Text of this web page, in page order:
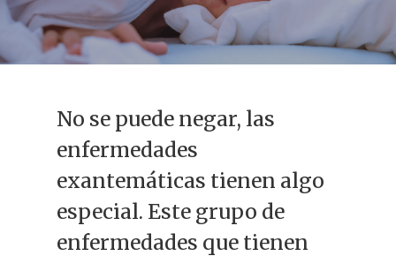
No se puede negar, las
enfermedades
exantemáticas tienen algo
especial. Este grupo de
enfermedades que tienen